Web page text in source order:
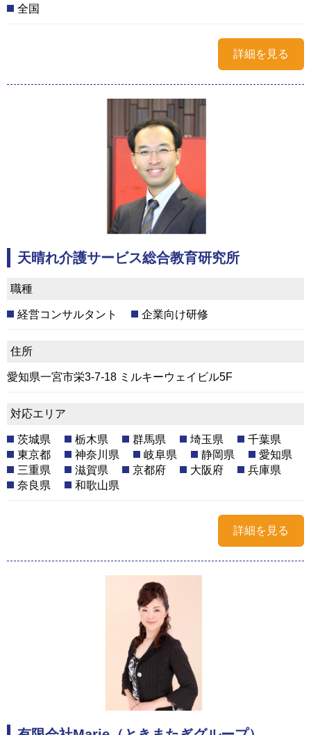
全国
詳細を見る
天晴れ介護サービス総合教育研究所
職種
経営コンサルタント 企業向け研修
住所
愛知県一宮市栄3-7-18 ミルキーウェイビル5F
対応エリア
茨城県 栃木県 群馬県 埼玉県
千葉県
東京都
神奈川県 岐阜県 静岡県
愛知県
三重県
滋賀県 京都府 大阪府
兵庫県
奈良県
和歌山県
詳細を見る